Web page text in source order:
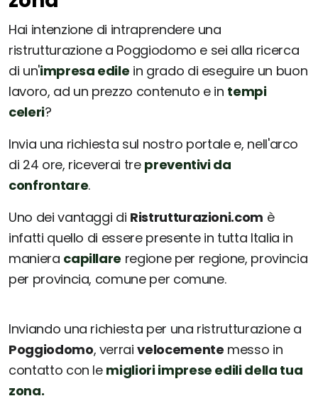
Hai intenzione di intraprendere una
ristrutturazione a Poggiodomo e sei alla ricerca
di un'impresa edile in grado di eseguire un buon
lavoro, ad un prezzo contenuto e in tempi
celeri?
Invia una richiesta sul nostro portale e, nell'arco
di 24 ore, riceverai tre preventivi da
confrontare.
Uno dei vantaggi di Ristrutturazioni.com è
infatti quello di essere presente in tutta Italia in
maniera capillare regione per regione, provincia
per provincia, comune per comune.
Inviando una richiesta per una ristrutturazione a
Poggiodomo, verraivelocemente messo in
contatto con le migliori imprese edili della tua
zona.